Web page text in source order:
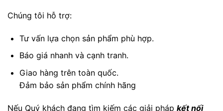
Chúng tôi hỗ trợ:
Tư vấn lựa chọn sản phẩm phù hợp.
Báo giá nhanh và cạnh tranh.
Giao hàng trên toàn quốc.
Đảm bảo sản phẩm chính hãng
Nếu Quý khách đang tìm kiếm các giải pháp kết nối